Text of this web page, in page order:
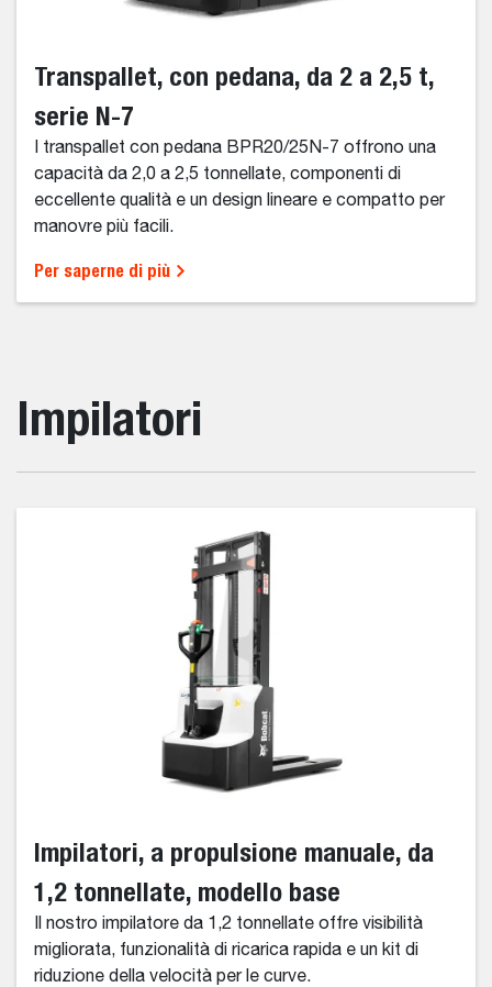
Transpallet, con pedana, da 2 a 2,5 t,
serie N-7
I transpallet con pedana BPR20/25N-7 offrono una
capacità da 2,0 a 2,5 tonnellate, componenti di
eccellente qualità e un design lineare e compatto per
manovre più facili.
Per saperne di più
Impilatori
Impilatori, a propulsione manuale, da
1,2 tonnellate, modello base
Il nostro impilatore da 1,2 tonnellate offre visibilità
migliorata, funzionalità di ricarica rapida e un kit di
riduzione della velocità per le curve.